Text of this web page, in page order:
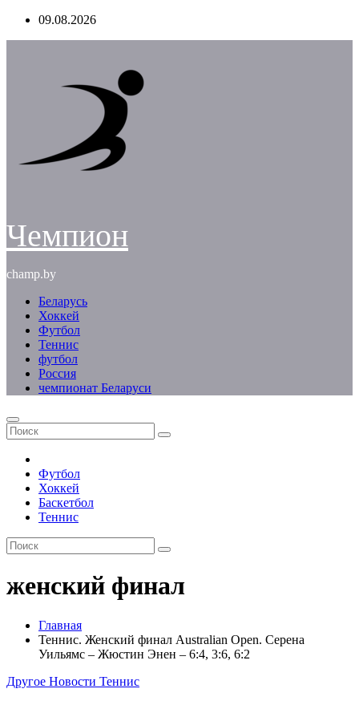
Перейти09.08.2026
Чемпион
champ.by
Беларусь
Хоккей
Футбол
Теннис
футбол
Россия
чемпионат Беларуси
Футбол
Хоккей
Баскетбол
Теннис
женский финал
Главная
Теннис. Женский финал Australian Open. Серена
Уильямс – Жюстин Энен – 6:4, 3:6, 6:2
Другое Новости Теннис